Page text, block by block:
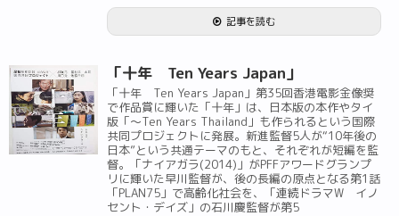
記事を読む
「十年 Ten Years Japan」
「十年 Ten Years Japan」第35回香港電影金像奨
で作品賞に輝いた「十年」は、日本版の本作やタイ
版「～Ten Years Thailand」も作られるという国際
共同プロジェクトに発展。新進監督5人が“10年後の
日本”という共通テーマのもと、それぞれが短編を監
督。「ナイアガラ(2014)」がPFFアワードグランプ
リに輝いた早川監督が、後の長編の原点となる第1話
「PLAN75」で高齢化社会を、「連続ドラマW イノ
セント・デイズ」の石川慶監督が第5